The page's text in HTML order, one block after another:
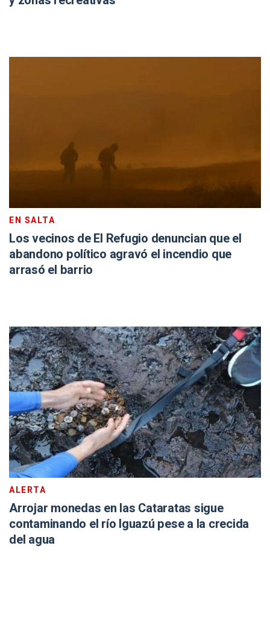
EN SALTA
Los vecinos de El Refugio denuncian que el
abandono político agravó el incendio que
arrasó el barrio
ALERTA
Arrojar monedas en las Cataratas sigue
contaminando el río Iguazú pese a la crecida
del agua